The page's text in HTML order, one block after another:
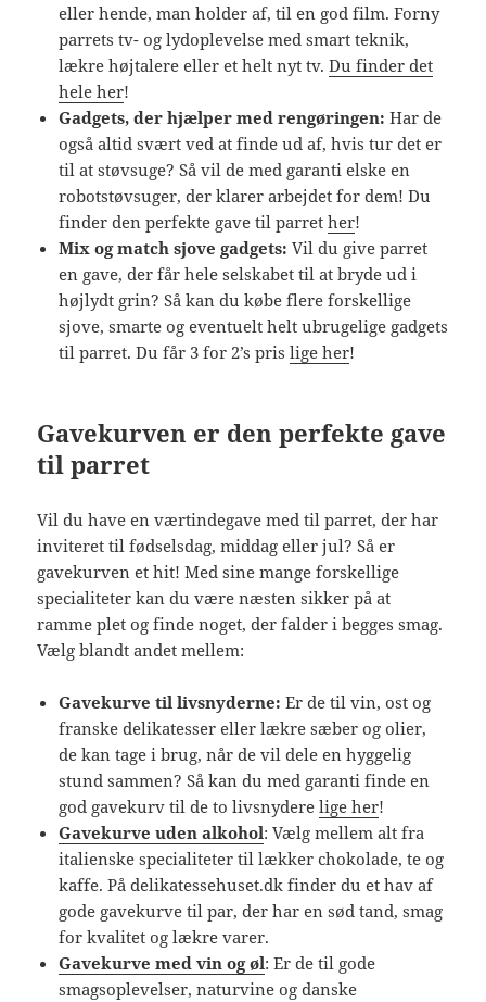
eller hende, man holder af, til en god film. Forny
parrets tv- og lydoplevelse med smart teknik,
lækre højtalere eller et helt nyt tv.Du finder det
hele her!
Gadgets, der hjælper med rengøringen: Har de
også altid svært ved at finde ud af, hvis tur det er
til at støvsuge? Så vil de med garanti elske en
robotstøvsuger, der klarer arbejdet for dem! Du
finder den perfekte gave til parrether!
Mix og match sjove gadgets:Vil du give parret
en gave, der får hele selskabet til at bryde ud i
højlydt grin? Så kan du købe flere forskellige
sjove, smarte og eventuelt helt ubrugelige gadgets
til parret. Du får 3 for 2’s prislige her!
Gavekurven er den perfekte gave
til parret
Vil du have en værtindegave med til parret, der har
inviteret til fødselsdag, middag eller jul? Så er
gavekurven et hit! Med sine mange forskellige
specialiteter kan du være næsten sikker på at
ramme plet og finde noget, der falder i begges smag.
Vælg blandt andet mellem:
Gavekurve til livsnyderne: Er de til vin, ost og
franske delikatesser eller lækre sæber og olier,
de kan tage i brug, når de vil dele en hyggelig
stund sammen? Så kan du med garanti finde en
god gavekurv til de to livsnyderelige her!
Gavekurve uden alkohol: Vælg mellem alt fra
italienske specialiteter til lækker chokolade, te og
kaffe. På delikatessehuset.dk finder du et hav af
gode gavekurve til par, der har en sød tand, smag
for kvalitet og lækre varer.
Gavekurve med vin og øl: Er de til gode
smagsoplevelser, naturvine og danske